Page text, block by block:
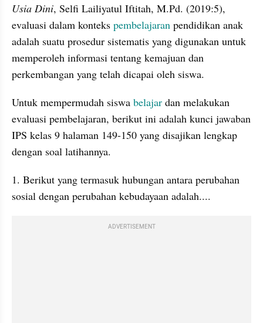
Usia Dini, Selfi Lailiyatul Iftitah, M.Pd. (2019:5),
evaluasi dalam konteks pembelajaran pendidikan anak
adalah suatu prosedur sistematis yang digunakan untuk
memperoleh informasi tentang kemajuan dan
perkembangan yang telah dicapai oleh siswa.
Untuk mempermudah siswa belajar dan melakukan
evaluasi pembelajaran, berikut ini adalah kunci jawaban
IPS kelas 9 halaman 149-150 yang disajikan lengkap
dengan soal latihannya.
1. Berikut yang termasuk hubungan antara perubahan
sosial dengan perubahan kebudayaan adalah....
ADVERTISEMENT